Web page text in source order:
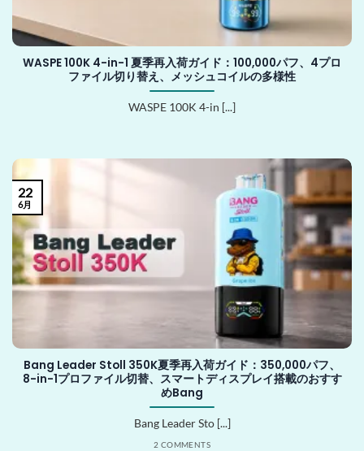
WASPE 100K 4-in-1 夏季再入荷ガイド：100,000パフ、4プロ
ファイル切り替え、メッシュコイルの多様性
WASPE 100K 4-in [...]
Bang Leader Stoll 350K夏季再入荷ガイド：350,000パフ、
8-in-1プロファイル切替、スマートディスプレイ搭載のおすす
めBang
Bang Leader Sto [...]
2 COMMENTS
22
6月